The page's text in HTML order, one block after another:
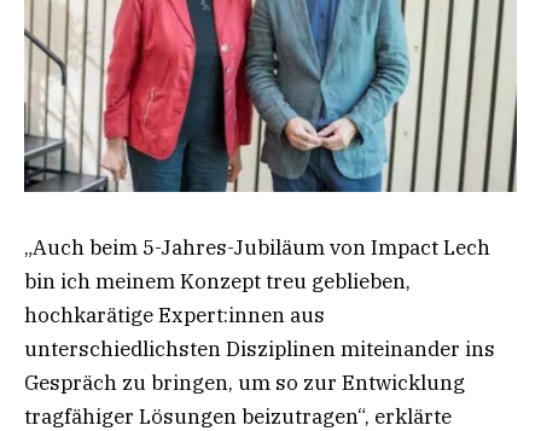
„Auch beim 5-Jahres-Jubiläum von Impact Lech
bin ich meinem Konzept treu geblieben,
hochkarätige Expert:innen aus
unterschiedlichsten Disziplinen miteinander ins
Gespräch zu bringen, um so zur Entwicklung
tragfähiger Lösungen beizutragen“, erklärte